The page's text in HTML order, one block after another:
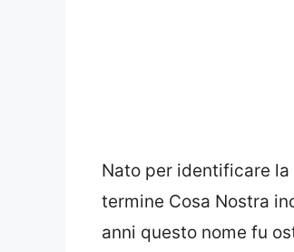
Nato per identificare la
termine Cosa Nostra
anni questo nome fu